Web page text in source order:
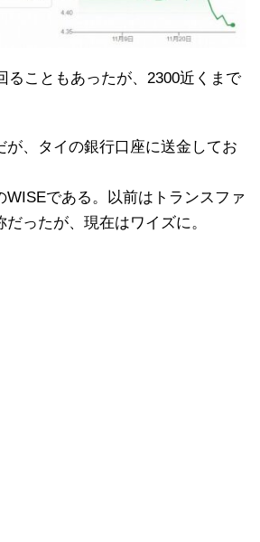
ることもあったが、2300近くまで
が、タイの銀行口座に送金してお
WISEである。以前はトランスファ
ったが、現在はワイズに。